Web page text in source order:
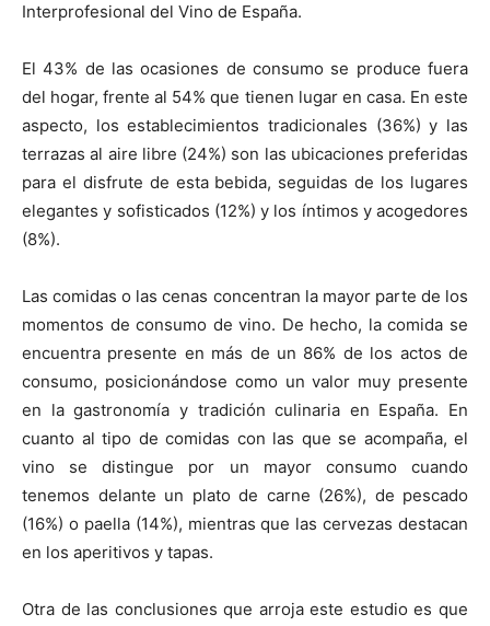
Interprofesional del Vino de España.
El 43% de las ocasiones de consumo se produce fuera
del hogar, frente al 54% que tienen lugar en casa. En este
aspecto, los establecimientos tradicionales (36%) y las
terrazas al aire libre (24%) son las ubicaciones preferidas
para el disfrute de esta bebida, seguidas de los lugares
elegantes y sofisticados (12%) y los íntimos y acogedores
(8%).
Las comidas o las cenas concentran la mayor parte de los
momentos de consumo de vino. De hecho, la comida se
encuentra presente en más de un 86% de los actos de
consumo, posicionándose como un valor muy presente
en la gastronomía y tradición culinaria en España. En
cuanto al tipo de comidas con las que se acompaña, el
vino se distingue por un mayor consumo cuando
tenemos delante un plato de carne (26%), de pescado
(16%) o paella (14%), mientras que las cervezas destacan
en los aperitivos y tapas.
Otra de las conclusiones que arroja este estudio es que